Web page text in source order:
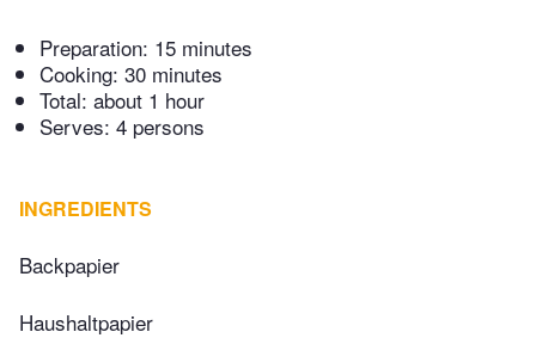
Preparation: 15 minutes
Cooking: 30 minutes
Total: about 1 hour
Serves: 4 persons
INGREDIENTS
Backpapier
Haushaltpapier